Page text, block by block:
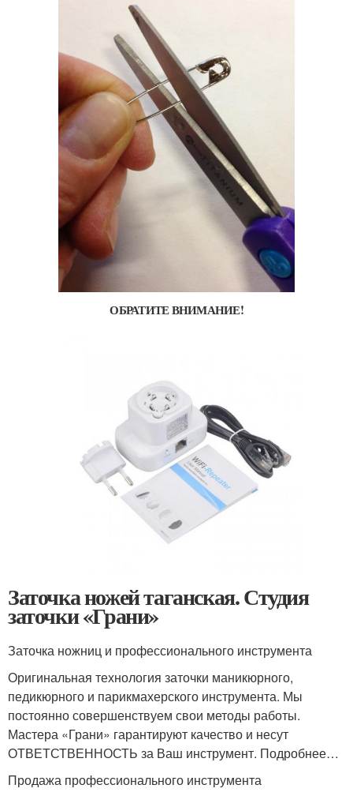
ОБРАТИТЕ ВНИМАНИЕ!
Заточка ножей таганская. Студия
заточки «Грани»
Заточка ножниц и профессионального инструмента
Оригинальная технология заточки маникюрного,
педикюрного и парикмахерского инструмента. Мы
постоянно совершенствуем свои методы работы.
Мастера «Грани» гарантируют качество и несут
ОТВЕТСТВЕННОСТЬ за Ваш инструмент. Подробнее…
Продажа профессионального инструмента